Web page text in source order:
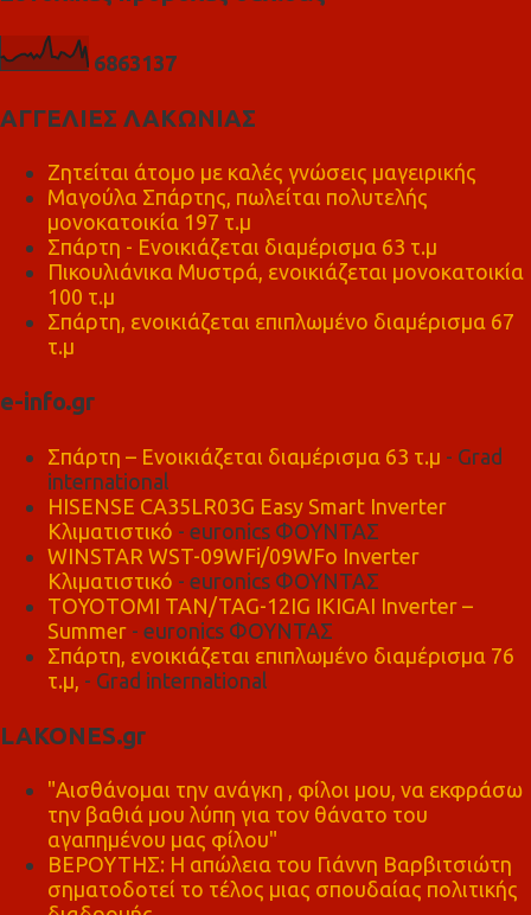
6863137
ΑΓΓΕΛΙΕΣ ΛΑΚΩΝΙΑΣ
Ζητείται άτομο με καλές γνώσεις μαγειρικής
Μαγούλα Σπάρτης, πωλείται πολυτελής
μονοκατοικία 197 τ.μ
Σπάρτη - Ενοικιάζεται διαμέρισμα 63 τ.μ
Πικουλιάνικα Μυστρά, ενοικιάζεται μονοκατοικία
100 τ.μ
Σπάρτη, ενοικιάζεται επιπλωμένο διαμέρισμα 67
τ.μ
e-info.gr
Σπάρτη – Ενοικιάζεται διαμέρισμα 63 τ.μ - Grad
international
HISENSE CA35LR03G Easy Smart Inverter
Κλιματιστικό - euronics ΦΟΥΝΤΑΣ
WINSTAR WST-09WFi/09WFo Inverter
Κλιματιστικό - euronics ΦΟΥΝΤΑΣ
TOYOTOMI TAN/TAG-12IG IKIGAI Inverter –
Summer - euronics ΦΟΥΝΤΑΣ
Σπάρτη, ενοικιάζεται επιπλωμένο διαμέρισμα 76
τ.μ, - Grad international
LAKONES.gr
"Αισθάνομαι την ανάγκη , φίλοι μου, να εκφράσω
την βαθιά μου λύπη για τον θάνατο του
αγαπημένου μας φίλου"
ΒΕΡΟΥΤΗΣ: Η απώλεια του Γιάννη Βαρβιτσιώτη
σηματοδοτεί το τέλος μιας σπουδαίας πολιτικής